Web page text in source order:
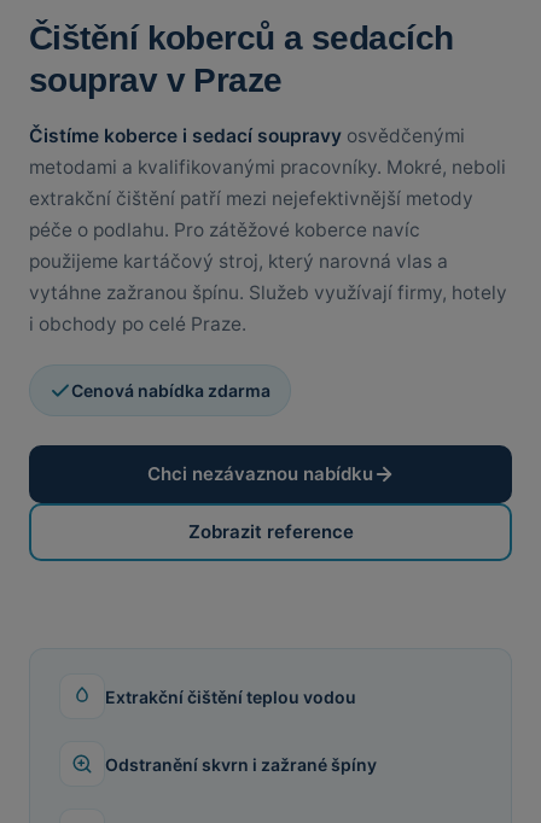
Čištění koberců a sedacích
souprav v Praze
Čistíme koberce i sedací soupravy osvědčenými
metodami a kvalifikovanými pracovníky. Mokré, neboli
extrakční čištění patří mezi nejefektivnější metody
péče o podlahu. Pro zátěžové koberce navíc
použijeme kartáčový stroj, který narovná vlas a
vytáhne zažranou špínu. Služeb využívají firmy, hotely
i obchody po celé Praze.
Cenová nabídka zdarma
Chci nezávaznou nabídku
Zobrazit reference
PŘED PO
Extrakční čištění teplou vodou
Odstranění skvrn i zažrané špíny